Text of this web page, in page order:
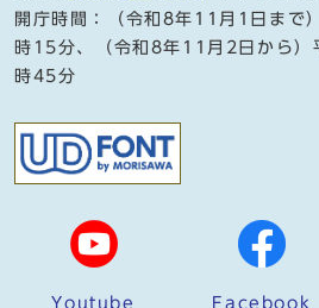
開庁時間：（令和8年11月1日ま
時15分、（令和8年11月2日から
時45分
Youtube Facebook